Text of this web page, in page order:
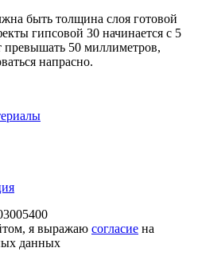
быть толщина слоя готовой
гипсовой 30 начинается с 5
превышать 50 миллиметров,
напрасно.
я выражаю согласие на
данных